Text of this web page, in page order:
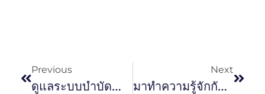
Previous
ดูแลระบบบำบัดน้ำเสีย
Next
มาทำความรู้จักกับ ผู้ควบคุมระบบบำบัดน้ำเสีย